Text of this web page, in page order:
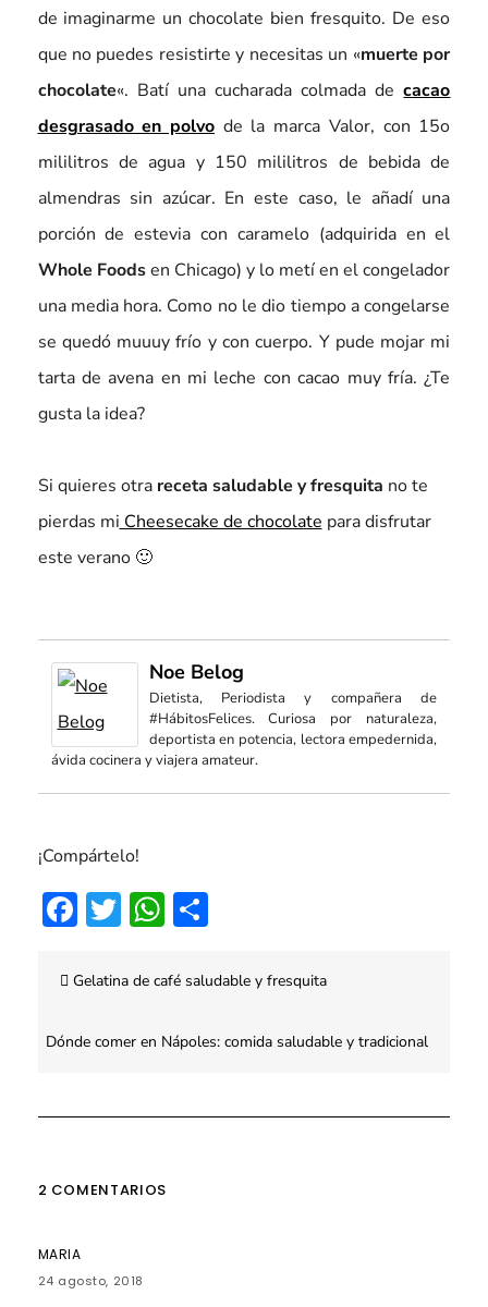
de imaginarme un chocolate bien fresquito. De eso
que no puedes resistirte y necesitas un «muerte por
chocolate«. Batí una cucharada colmada decacao
desgrasado en polvo de la marca Valor, con 15o
mililitros de agua y 150 mililitros de bebida de
almendras sin azúcar. En este caso, le añadí una
porción de estevia con caramelo (adquirida en el
Whole Foodsen Chicago) y lo metí en el congelador
una media hora. Como no le dio tiempo a congelarse
se quedó muuuy frío y con cuerpo. Y pude mojar mi
tarta de avena en mi leche con cacao muy fría. ¿Te
gusta la idea?
Si quieres otra receta saludable y fresquita no te
pierdas mi Cheesecake de chocolate para disfrutar
este verano 🙂
Noe Belog
Dietista, Periodista y compañera de
#HábitosFelices. Curiosa por naturaleza,
deportista en potencia, lectora empedernida,
ávida cocinera y viajera amateur.
¡Compártelo!
Facebook
TwitterWhatsApp
Compartir
de Gelatina de café saludable y fresquita
Dónde comer en Nápoles: comida saludable y tradicional
2 COMENTARIOS
MARIA
24 agosto, 2018